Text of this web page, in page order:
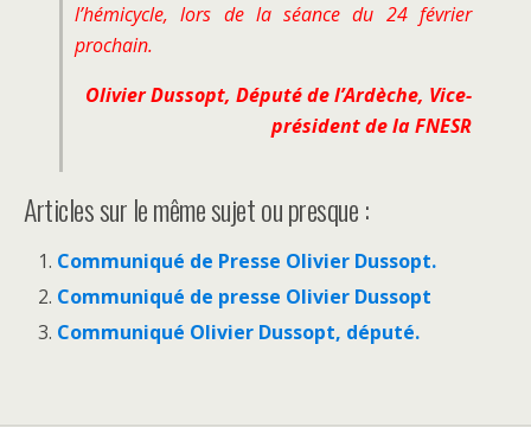
l’hémicycle, lors de la séance du 24 février
prochain.
Olivier Dussopt, Député de l’Ardèche, Vice-
président de la FNESR
Articles sur le même sujet ou presque :
Communiqué de Presse Olivier Dussopt.
Communiqué de presse Olivier Dussopt
Communiqué Olivier Dussopt, député.